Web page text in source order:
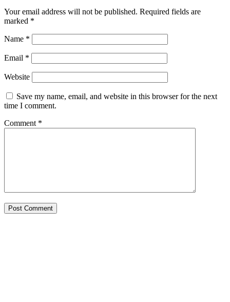
Your email address will not be published. Required fields are
marked *
Name *
Email *
Website
Save my name, email, and website in this browser for the next
time I comment.
Comment *